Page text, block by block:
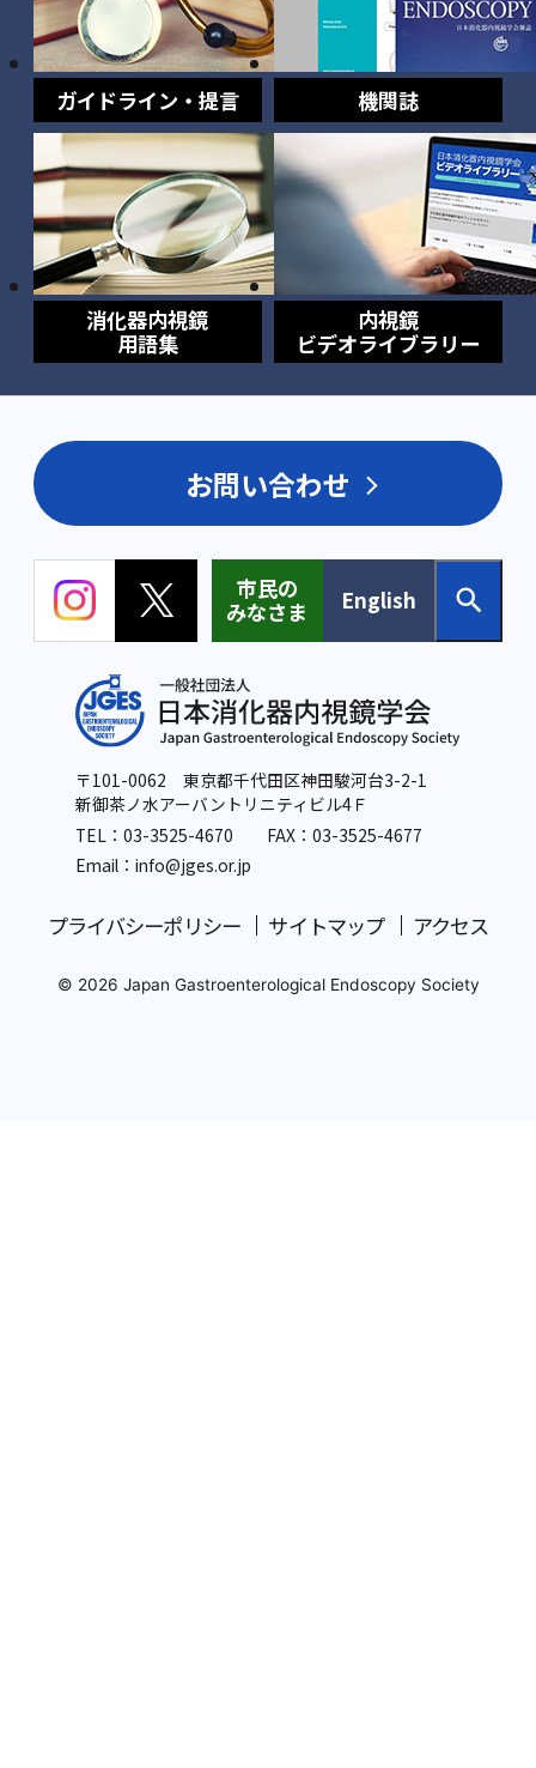
ガイドライン・提言 機関誌
消化器内視鏡
用語集
内視鏡
ビデオライブラリー
お問い合わせ
市民の
みなさま
English
〒101-0062 東京都千代田区神田駿河台3-2-1
新御茶ノ水アーバントリニティビル4Ｆ
TEL：03-3525-4670 FAX：03-3525-4677
Email：info@jges.or.jp
プライバシーポリシー サイトマップ アクセス
© 2026 Japan Gastroenterological Endoscopy Society